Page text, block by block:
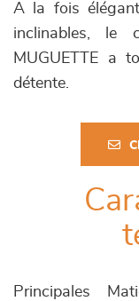
A la fois
inclinables, le
MUGUETTE a
détente.
Principales